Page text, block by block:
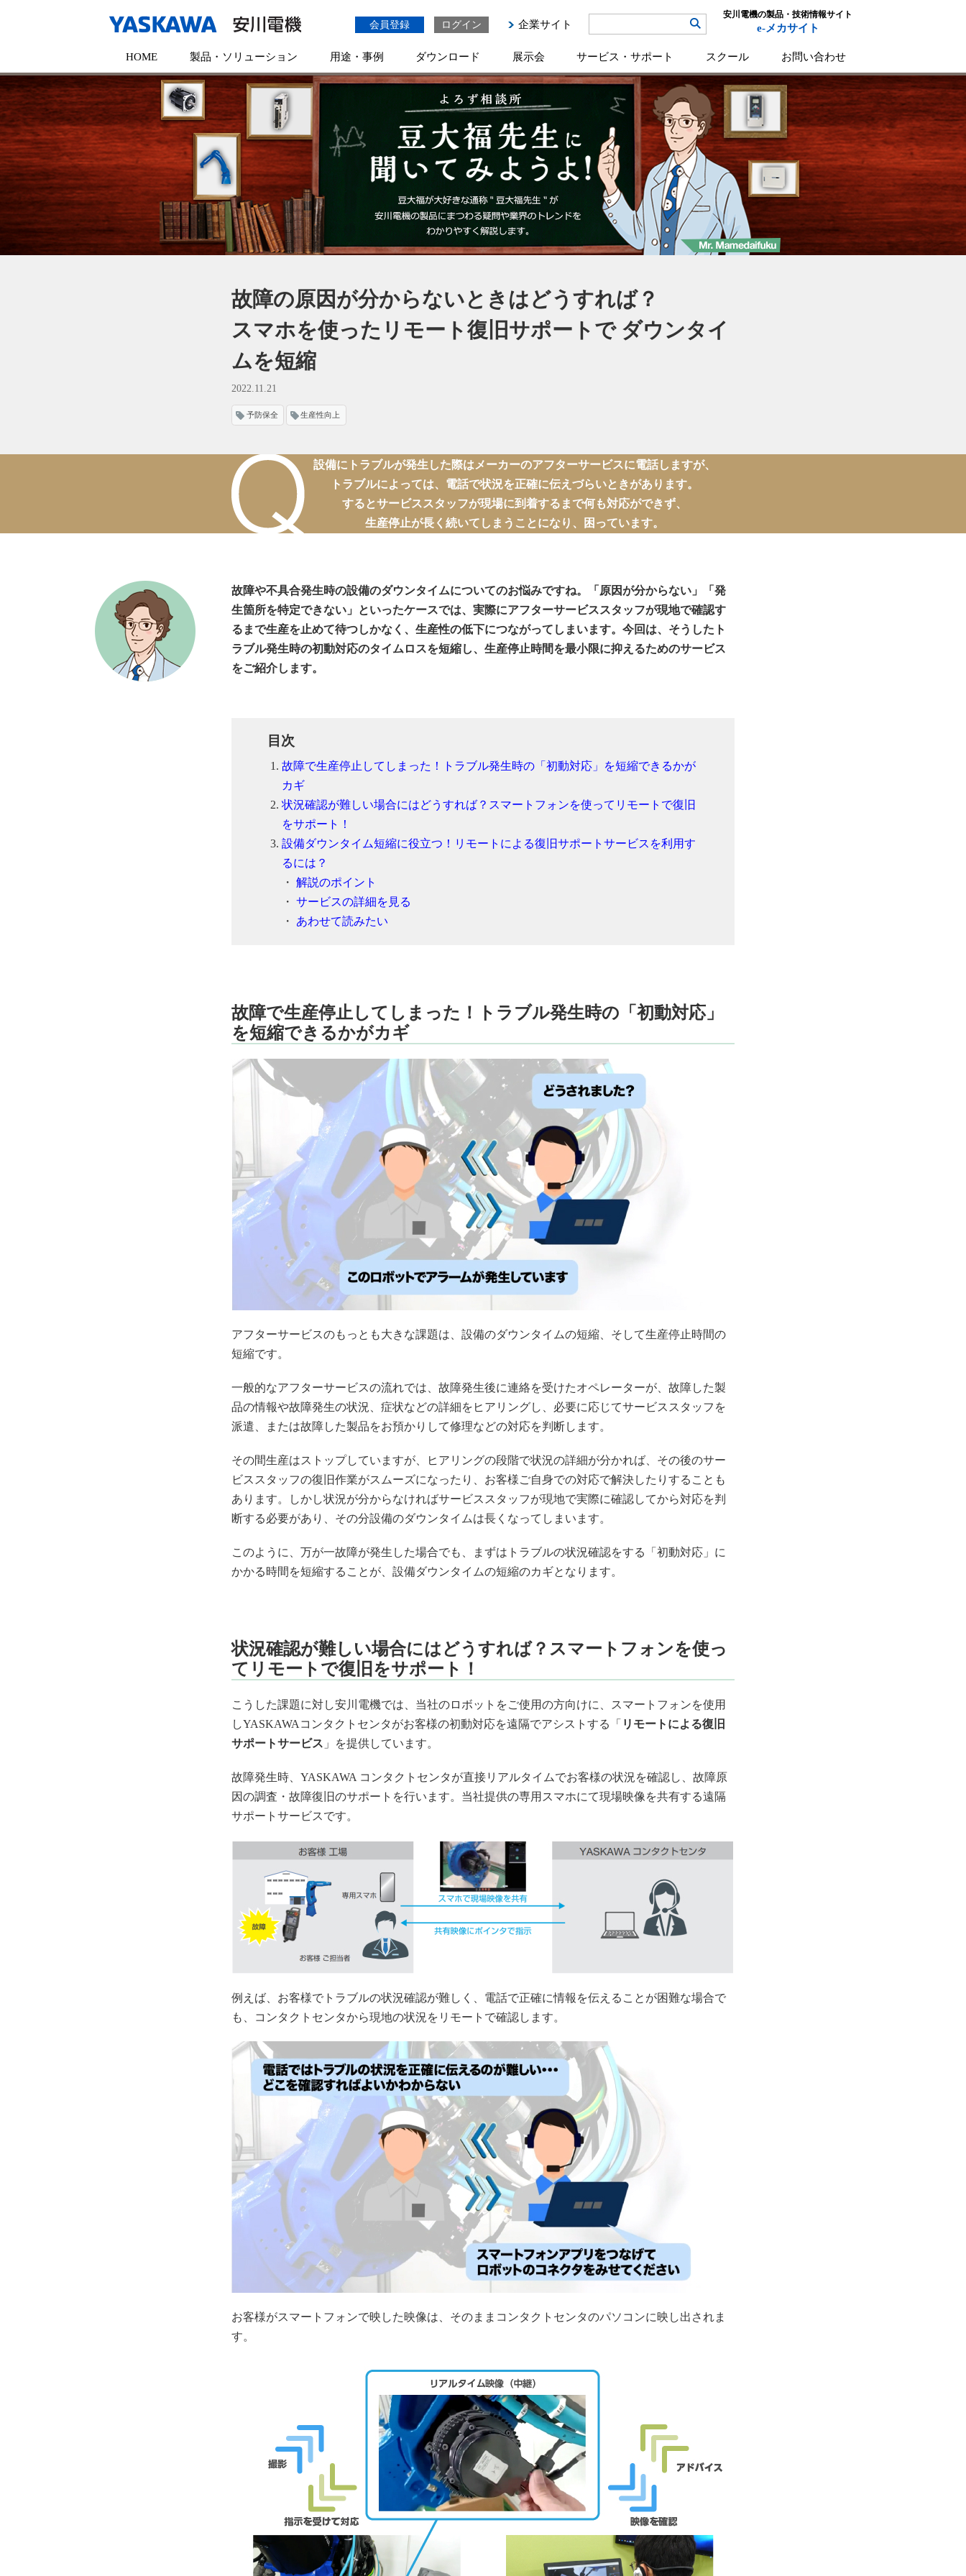
会員登録 ログイン 企業サイト
安川電機の製品・技術情報サイト
e-メカサイト
HOME 製品・ソリューション 用途・事例 ダウンロード 展示会 サービス・サポート スクール お問い合わせ
故障の原因が分からないときはどうすれば？
スマホを使ったリモート復旧サポートで ダウンタイ
ムを短縮
2022.11.21
予防保全 生産性向上
設備にトラブルが発生した際はメーカーのアフターサービスに電話しますが、
トラブルによっては、電話で状況を正確に伝えづらいときがあります。
するとサービススタッフが現場に到着するまで何も対応ができず、
生産停止が長く続いてしまうことになり、困っています。
故障や不具合発生時の設備のダウンタイムについてのお悩みですね。「原因が分からない」「発
生箇所を特定できない」といったケースでは、実際にアフターサービススタッフが現地で確認す
るまで生産を止めて待つしかなく、生産性の低下につながってしまいます。今回は、そうしたト
ラブル発生時の初動対応のタイムロスを短縮し、生産停止時間を最小限に抑えるためのサービス
をご紹介します。
目次
故障で生産停止してしまった！トラブル発生時の「初動対応」を短縮できるかが
カギ
状況確認が難しい場合にはどうすれば？スマートフォンを使ってリモートで復旧
をサポート！
設備ダウンタイム短縮に役立つ！リモートによる復旧サポートサービスを利用す
るには？
・ 解説のポイント
・ サービスの詳細を見る
・ あわせて読みたい
故障で生産停止してしまった！トラブル発生時の「初動対応」
を短縮できるかがカギ
アフターサービスのもっとも大きな課題は、設備のダウンタイムの短縮、そして生産停止時間の
短縮です。
一般的なアフターサービスの流れでは、故障発生後に連絡を受けたオペレーターが、故障した製
品の情報や故障発生の状況、症状などの詳細をヒアリングし、必要に応じてサービススタッフを
派遣、または故障した製品をお預かりして修理などの対応を判断します。
その間生産はストップしていますが、ヒアリングの段階で状況の詳細が分かれば、その後のサー
ビススタッフの復旧作業がスムーズになったり、お客様ご自身での対応で解決したりすることも
あります。しかし状況が分からなければサービススタッフが現地で実際に確認してから対応を判
断する必要があり、その分設備のダウンタイムは長くなってしまいます。
このように、万が一故障が発生した場合でも、まずはトラブルの状況確認をする「初動対応」に
かかる時間を短縮することが、設備ダウンタイムの短縮のカギとなります。
状況確認が難しい場合にはどうすれば？スマートフォンを使っ
てリモートで復旧をサポート！
こうした課題に対し安川電機では、当社のロボットをご使用の方向けに、スマートフォンを使用
しYASKAWAコンタクトセンタがお客様の初動対応を遠隔でアシストする「 リモートによる復旧
サポートサービス 」を提供しています。
故障発生時、YASKAWA コンタクトセンタが直接リアルタイムでお客様の状況を確認し、故障原
因の調査・故障復旧のサポートを行います。当社提供の専用スマホにて現場映像を共有する遠隔
サポートサービスです。
例えば、お客様でトラブルの状況確認が難しく、電話で正確に情報を伝えることが困難な場合で
も、コンタクトセンタから現地の状況をリモートで確認します。
お客様がスマートフォンで映した映像は、そのままコンタクトセンタのパソコンに映し出されま
す。